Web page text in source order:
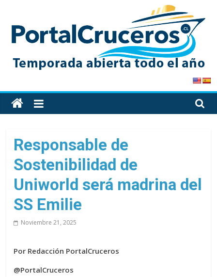
content
PortalCruceros
Toda
la
de
cruceros
en
solo
sitio
Responsable de
Sostenibilidad de
Uniworld será madrina del
SS Emilie
Noviembre 21, 2025
Por Redacción PortalCruceros
@PortalCruceros